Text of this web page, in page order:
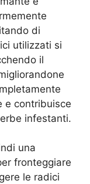
di
utilizzati si
il
e contribuisce
infestanti.
una
fronteggiare
le radici